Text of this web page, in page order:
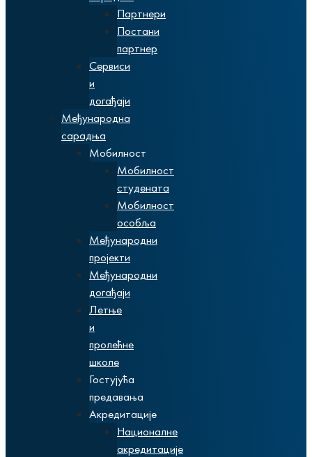
Партнери
Постани
партнер
Сервиси
и
догађаји
Међународна
сарадња
Мобилност
Мобилност
студената
Мобилност
особља
Међународни
пројекти
Међународни
догађаји
Летње
и
пролећне
школе
Гостујућа
предавања
Акредитације
Националне
акредитације